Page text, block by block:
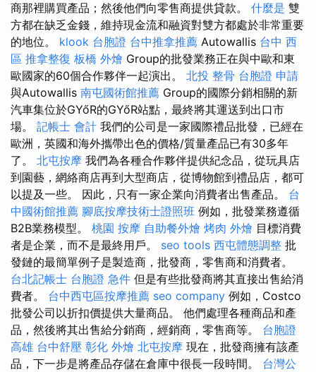
商那裡購買產品；然後他們向零售商提供貸款。 什麼是 雙
方都在缺乏金錢，維持現金流和融資對雙方都處於非常重要
的地位。 klook 台胞證 台中推拿推薦 Autowallis 台中 西
區 推拿整復 板橋 外燴 Group的批發業務正在與中歐和東
歐國家的60個合作夥伴一起演出。 北投 整骨 台胞證 申請
與Autowallis 南屯國術館推薦 Group的國際分銷相關的新
汽車集位於GYőR的GYőR站點，最終將其運送到出口市
場。 記帳士 會計 我們的公司是一家國際禮品批發，已經在
歐洲，英國和海外攜帶出色的價格/質量產品已有30多年
了。 北屯按摩 我們為各種合作夥伴提供紀念品，從玩具店
到園藝，網絡商店再到大型商店，從博物館到禮品店，都可
以提及一些。 因此，只有一家企業向消費者出售產品。 台
中國術館推薦 腳底按摩技術士證照班 例如，批發業務遵循
B2B業務模型。 桃園 按摩 自助餐外燴 烤肉 外燴 目標消費
者是企業，而不是最終用戶。 seo tools 西屯體態調整 批
發鏈的最簡單例子是製造商，批發商，零售商和消費者。
台北記帳士 台胞證 急件 但是有些批發商將其直接出售給消
費者。 台中西屯區按摩推薦 seo company 例如，Costco
批發公司以折扣價提供大量商品。 他們處理各種商品和產
品，然後將其出售給分銷商，經銷商，零售商等。 台胞證
高雄 台中舒壓 彰化 外燴 北屯按摩 現在，批發商擁有該產
品，下一步是將產品存儲在倉庫中很長一段時間。 台灣公